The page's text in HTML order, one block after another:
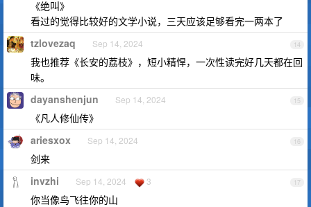
《绝叫》
看过的觉得比较好的文学小说，三天应该足够看完一两本了
14
tzlovezaq Sep 14, 2024
我也推荐《长安的荔枝》，短小精悍，一次性读完好几天都在回
味。
15
dayanshenjun Sep 14, 2024
《凡人修仙传》
16
ariesxox Sep 14, 2024
剑来
17
invzhi Sep 14, 2024 3
你当像鸟飞往你的山